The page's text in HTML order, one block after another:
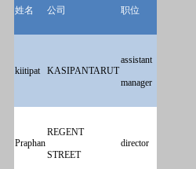
姓名 公司 职位
kiitipat KASIPANTARUT
assistant
manager
Praphan
REGENT
STREET
director